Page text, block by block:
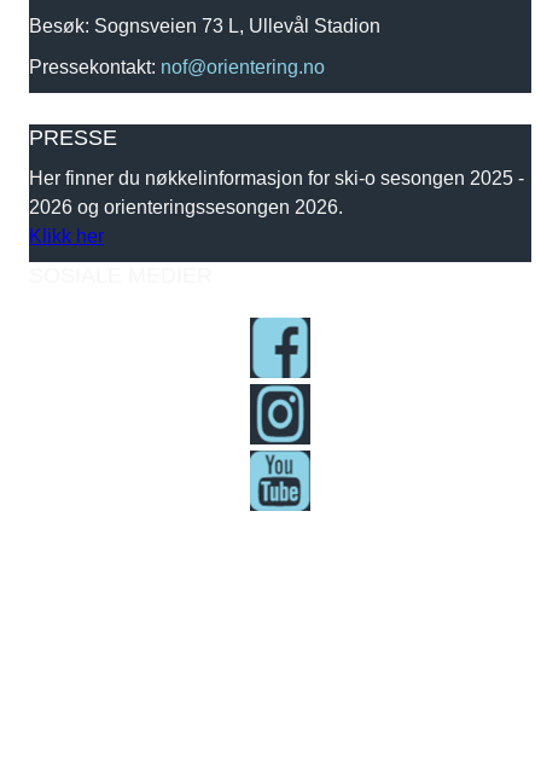
Besøk: Sognsveien 73 L, Ullevål Stadion
Pressekontakt: nof@orientering.no
PRESSE
Her finner du nøkkelinformasjon for ski-o sesongen 2025 -
2026 og orienteringssesongen 2026.
Klikk her